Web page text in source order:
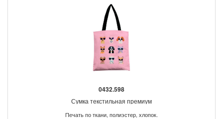
0432.598
Сумка текстильная премиум
Печать по ткани, полиэстер, хлопок.